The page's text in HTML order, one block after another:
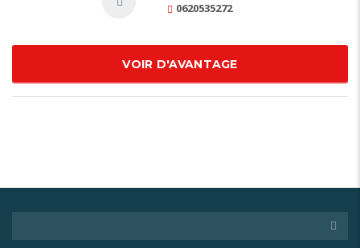
0620535272
VOIR D'AVANTAGE